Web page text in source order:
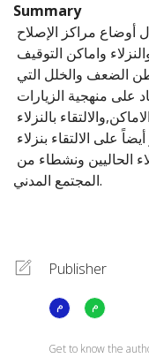
Summary
أوضاع مراكز الإصلاح
واماكن التوقيف
الضعف والخلل التي
على منهجية الزيارات
بالنزلاء
على الالتقاء بنزلاء
الحاليين ونشطاء من
المجتمع المدني.
Publisher
Get to know the